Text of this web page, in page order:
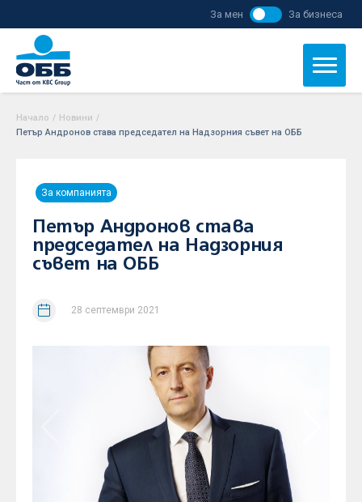
За мен За бизнеса
Начало / Новини /
Петър Андронов става председател на Надзорния съвет на ОББ
За компанията
Петър Андронов става
председател на Надзорния
съвет на ОББ
28 септември 2021